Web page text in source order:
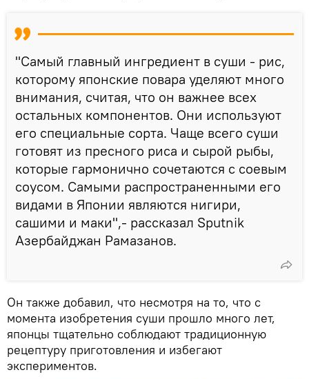
"Самый главный ингредиент в суши - рис,
которому японские повара уделяют много
внимания, считая, что он важнее всех
остальных компонентов. Они используют
его специальные сорта. Чаще всего суши
готовят из пресного риса и сырой рыбы,
которые гармонично сочетаются с соевым
соусом. Самыми распространенными его
видами в Японии являются нигири,
сашими и маки",- рассказал Sputnik
Азербайджан Рамазанов.
Он также добавил, что несмотря на то, что с
момента изобретения суши прошло много лет,
японцы тщательно соблюдают традиционную
рецептуру приготовления и избегают
экспериментов.